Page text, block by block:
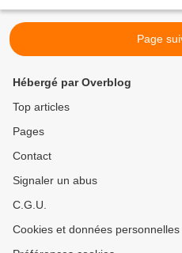
Page
Hébergé par Overblog
Top articles
Pages
Contact
Signaler un abus
C.G.U.
Cookies et données personnelles